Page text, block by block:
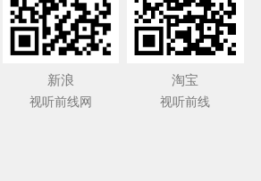
新浪
视听前线网
淘宝
视听前线